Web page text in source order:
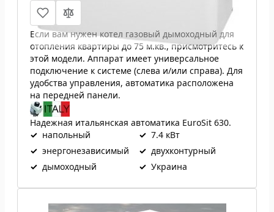
Если вам нужен котел газовый дымоходный для
отопления квартиры до 75 м.кв., присмотритесь к
этой модели. Аппарат имеет универсальное
подключение к системе (слева и/или справа). Для
удобства управления, автоматика расположена
на передней панели.
Надежная итальянская автоматика EuroSit 630.
✓ напольный ✓ 7.4 кВт
✓ энергонезависимый ✓ двухконтурный
✓ дымоходный ✓ Украина